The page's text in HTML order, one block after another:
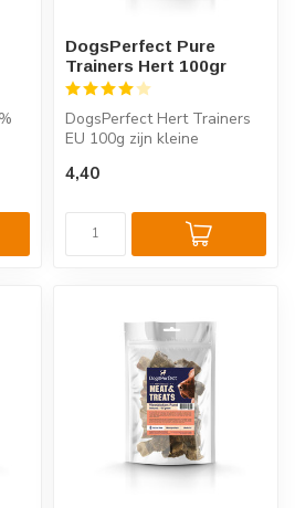
DogsPerfect Pure
Trainers Hert 100gr
DogsPerfect Hert Trainers
EU 100g zijn kleine
heldere samens...
4,40